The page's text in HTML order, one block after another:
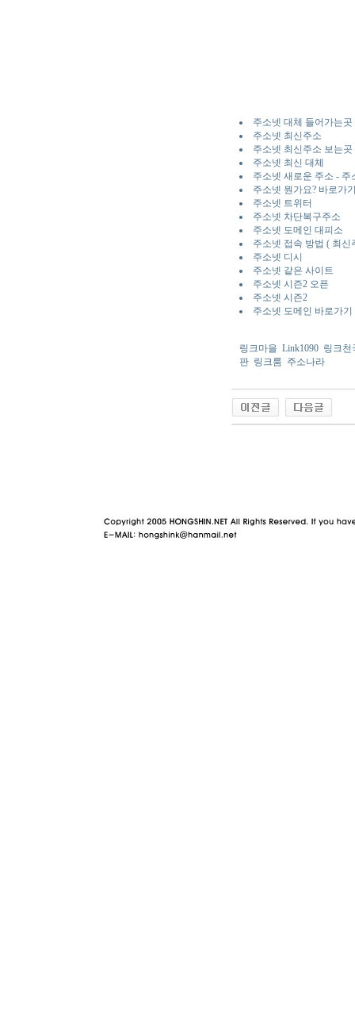
주소넷 대체 들어가는곳
주소넷 최신주소
주소넷 최신주소 보는곳
주소넷 최신 대체
주소넷 새로운 주소 -
주소넷 뭔가요? 바로가
주소넷 트위터
주소넷 차단복구주소
주소넷 도메인 대피소
주소넷 접속 방법 ( 최신
주소넷 디시
주소넷 같은 사이트
주소넷 시즌2 오픈
주소넷 시즌2
주소넷 도메인 바로가기
링크마을 Link1090 링크천
판 링크룸 주소나라